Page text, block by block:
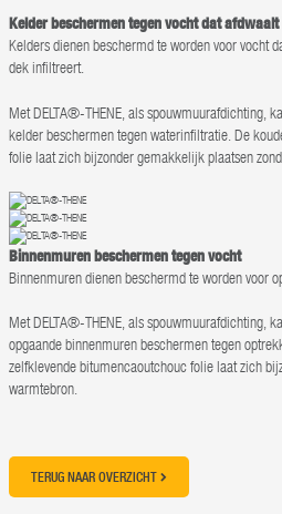
Kelder beschermen tegen vocht dat
Kelders dienen beschermd te worden voor vocht
dek infiltreert.
Met DELTA®-THENE, als spouwmuurafdichting,
kelder beschermen tegen waterinfiltratie. De
folie laat zich bijzonder gemakkelijk plaatsen
Binnenmuren beschermen tegen vocht
Binnenmuren dienen beschermd te worden voor
Met DELTA®-THENE, als spouwmuurafdichting,
opgaande binnenmuren beschermen tegen
zelfklevende bitumencaoutchouc folie laat zich
warmtebron.
TERUG NAAR OVERZICHT